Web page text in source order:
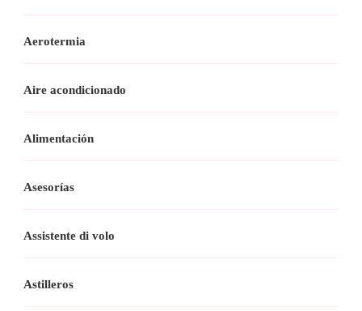
Aerotermia
Aire acondicionado
Alimentación
Asesorías
Assistente di volo
Astilleros